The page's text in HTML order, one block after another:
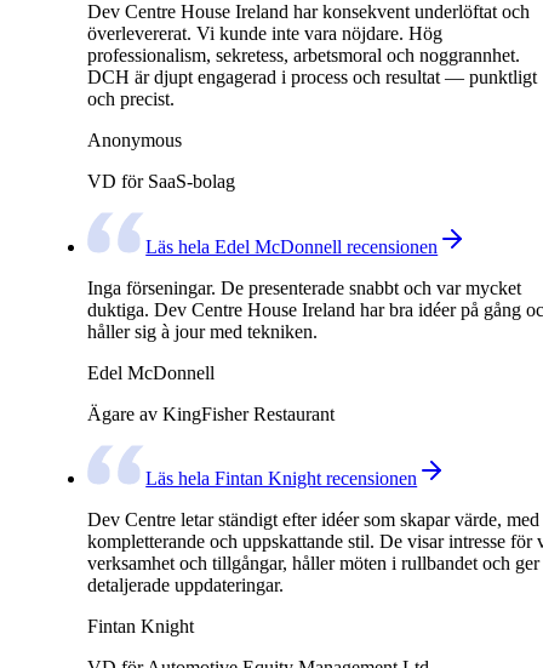
Dev Centre House Ireland har konsekvent underlöftat och
överlevererat. Vi kunde inte vara nöjdare. Hög
professionalism, sekretess, arbetsmoral och noggrannhet.
DCH är djupt engagerad i process och resultat — punktligt
och precist.
Anonymous
VD för SaaS-bolag
Läs hela Edel McDonnell recensionen
Inga förseningar. De presenterade snabbt och var mycket
duktiga. Dev Centre House Ireland har bra idéer på gång
håller sig à jour med tekniken.
Edel McDonnell
Ägare av KingFisher Restaurant
Läs hela Fintan Knight recensionen
Dev Centre letar ständigt efter idéer som skapar värde, med
kompletterande och uppskattande stil. De visar intresse för
verksamhet och tillgångar, håller möten i rullbandet och ger
detaljerade uppdateringar.
Fintan Knight